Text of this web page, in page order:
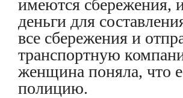
имеются сбережения,
деньги для
все сбережения и
транспортную
женщина поняла, что
полицию.